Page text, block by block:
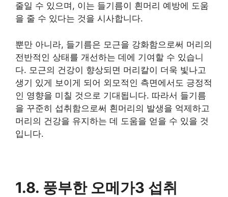
줄일 수 있으며, 이는 들기름이 흰머리 예방에 도움
을 줄 수 있다는 것을 시사합니다.
뿐만 아니라, 들기름은 모근을 강화함으로써 머리의
전반적인 상태를 개선하는 데에 기여할 수 있습니
다. 모근의 건강이 향상되면 머리칼이 더욱 빛나고
생기 있게 보이게 되어 외모적인 측면에서도 긍정적
인 영향을 미칠 것으로 기대됩니다. 따라서 들기름
을 꾸준히 섭취함으로써 흰머리의 발생을 억제하고
머리의 건강을 유지하는 데 도움을 얻을 수 있을 것
입니다.
1.8. 풍부한 오메가3 섭취